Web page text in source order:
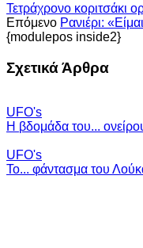
Τετράχρονο κοριτσάκι
Επόμενο Ρανιέρι:
{modulepos inside2}
Σχετικά Άρθρα
UFO's
Η βδομάδα του...
UFO's
Το... φάντασμα του